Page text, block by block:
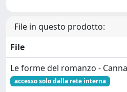
File in questo prodotto:
File
Le forme del romanzo -
accesso solo dalla rete interna